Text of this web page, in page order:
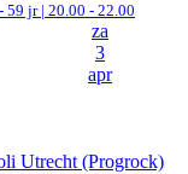
59 jr | 20.00 - 22.00
za
3
apr
Utrecht (Progrock)